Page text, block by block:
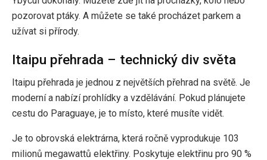
pozorovat ptáky. A můžete se také procházet parkem a
užívat si přírody.
Itaipu přehrada – technický div světa
Itaipu přehrada je jednou z největších přehrad na světě. Je
moderní a nabízí prohlídky a vzdělávání. Pokud plánujete
cestu do Paraguaye, je to místo, které musíte vidět.
Je to obrovská elektrárna, která ročně vyprodukuje 103
milionů megawattů elektřiny. Poskytuje elektřinu pro 90 %